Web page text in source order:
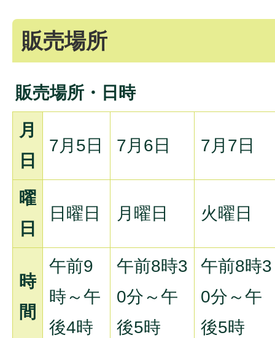
販売場所
販売場所・日時
月
日
7月5日 7月6日 7月7日
曜
日
日曜日 月曜日 火曜日
時
間
午前9
時～午
後4時
午前8時3
0分～午
後5時
午前8時3
0分～午
後5時